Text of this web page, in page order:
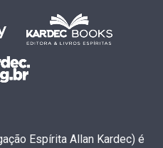
Espírita Allan Kardec) é